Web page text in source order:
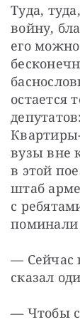
Туда,
войну,
его
остается
вузы вне
в этой
штаб
с
поминали
— Сейчас
сказал
— Чтобы